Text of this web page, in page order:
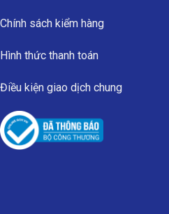
Chính sách kiểm hàng
Hình thức thanh toán
Điều kiện giao dịch chung